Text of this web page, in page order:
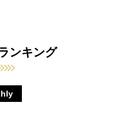
ンキング